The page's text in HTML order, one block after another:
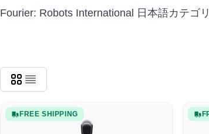
Fourier: Robots International 日本語カテゴ
FREE SHIPPING